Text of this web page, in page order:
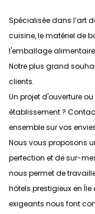
Spécialisée dans l’art
cuisine, le matériel de
l'emballage
Notre plus grand
clients.
Un projet d'ouverture
établissement ?
ensemble sur vos
Nous vous proposons
perfection et de sur-
nous permet de
hôtels prestigieux en Île
exigeants nous font